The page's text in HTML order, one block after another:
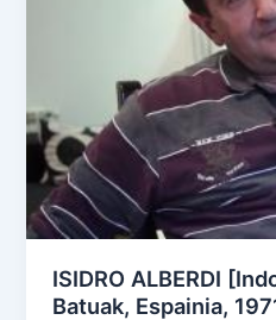
ISIDRO ALBERDI
Batuak, Espainia,